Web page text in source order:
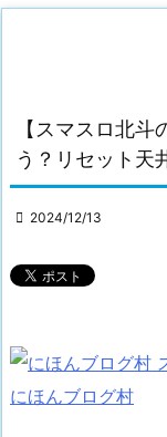
【スマスロ北
う？リセット天
 2024/12/13
にほんブログ村